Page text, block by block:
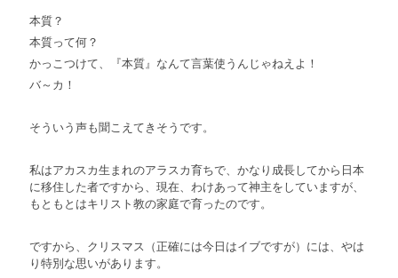
本質？
本質って何？
かっこつけて、『本質』なんて言葉使うんじゃねえよ！
バ～カ！
そういう声も聞こえてきそうです。
私はアカスカ生まれのアラスカ育ちで、かなり成長してから日本
に移住した者ですから、現在、わけあって神主をしていますが、
もともとはキリスト教の家庭で育ったのです。
ですから、クリスマス（正確には今日はイブですが）には、やは
り特別な思いがあります。